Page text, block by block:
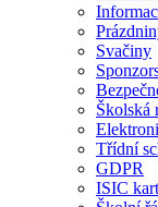
Svačiny
Školská
Třídní
GDPR
ISIC